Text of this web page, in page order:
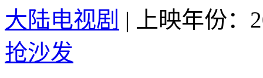
大陆电视剧 |
上映年份：
抢沙发